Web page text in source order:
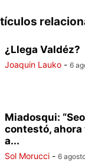
¿Llega Valdéz?
Joaquin Lauko - 6
Miadosqui:
contestó,
a...
Sol Morucci - 6